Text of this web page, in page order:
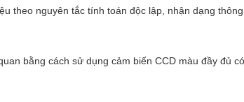
theo nguyên tắc tính toán độc lập, nhận dạng
bằng cách sử dụng cảm biến CCD màu đầy đủ